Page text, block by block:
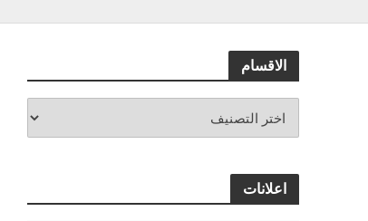
الاقسام
اعلانات